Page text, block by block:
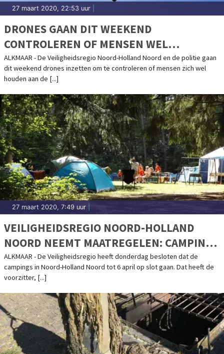
27 maart 2020, 22:53 uur
DRONES GAAN DIT WEEKEND
CONTROLEREN OF MENSEN WEL
VOLDOENDE AFSTAND HOUDEN
ALKMAAR - De Veiligheidsregio Noord-Holland Noord en de politie gaan
dit weekend drones inzetten om te controleren of mensen zich wel
houden aan de [...]
27 maart 2020, 7:49 uur
VEILIGHEIDSREGIO NOORD-HOLLAND
NOORD NEEMT MAATREGELEN: CAMPINGS
BLIJVEN VOORLOPIG DICHT
ALKMAAR - De Veiligheidsregio heeft donderdag besloten dat de
campings in Noord-Holland Noord tot 6 april op slot gaan. Dat heeft de
voorzitter, [...]